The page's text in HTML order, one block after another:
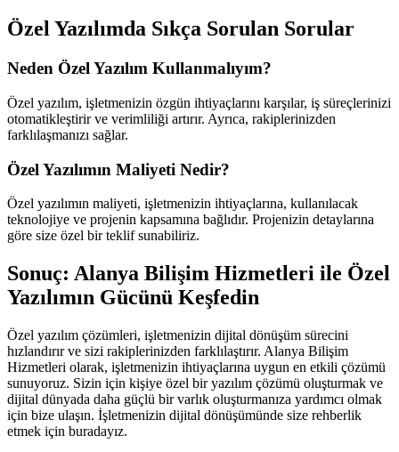
Özel Yazılımda Sıkça Sorulan Sorular
Neden Özel Yazılım Kullanmalıyım?
Özel yazılım, işletmenizin özgün ihtiyaçlarını karşılar, iş süreçlerinizi
otomatikleştirir ve verimliliği artırır. Ayrıca, rakiplerinizden
farklılaşmanızı sağlar.
Özel Yazılımın Maliyeti Nedir?
Özel yazılımın maliyeti, işletmenizin ihtiyaçlarına, kullanılacak
teknolojiye ve projenin kapsamına bağlıdır. Projenizin detaylarına
göre size özel bir teklif sunabiliriz.
Sonuç: Alanya Bilişim Hizmetleri ile Özel
Yazılımın Gücünü Keşfedin
Özel yazılım çözümleri, işletmenizin dijital dönüşüm sürecini
hızlandırır ve sizi rakiplerinizden farklılaştırır. Alanya Bilişim
Hizmetleri olarak, işletmenizin ihtiyaçlarına uygun en etkili çözümü
sunuyoruz. Sizin için kişiye özel bir yazılım çözümü oluşturmak ve
dijital dünyada daha güçlü bir varlık oluşturmanıza yardımcı olmak
için bize ulaşın. İşletmenizin dijital dönüşümünde size rehberlik
etmek için buradayız.